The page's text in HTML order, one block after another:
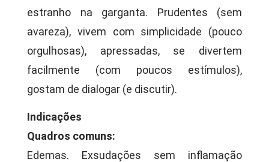
estranho na garganta. Prudentes (sem
avareza), vivem com simplicidade (pouco
orgulhosas), apressadas, se divertem
facilmente (com poucos estímulos),
gostam de dialogar (e discutir).
Indicações
Quadros comuns:
Edemas. Exsudações sem inflamação